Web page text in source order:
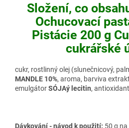
Složení, co
Ochucovací
Pistácie 200 g
cukrářské
cukr, rostlinný olej (slunečnicový,
MANDLE 10%, aroma, barviva
emulgátorSÓJAý lecitin,
Dávkování - návod k použití: 50 g